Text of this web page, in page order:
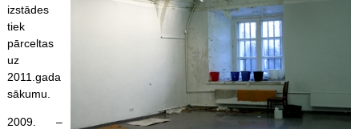
izstādes
tiek
pārceltas
uz
2011.gada
sākumu.
2009. –